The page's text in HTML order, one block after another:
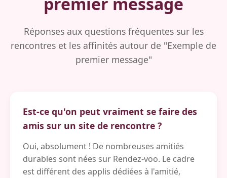
Réponses aux questions fréquentes sur les
rencontres et les affinités autour de "Exemple de
premier message"
Est-ce qu'on peut vraiment se faire des
amis sur un site de rencontre ?
Oui, absolument ! De nombreuses amitiés
durables sont nées sur Rendez-voo. Le cadre
est différent des applis dédiées à l'amitié,